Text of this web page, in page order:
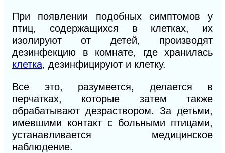
При появлении подобных симптомов у
птиц, содержащихся в клетках, их
изолируют от детей, производят
дезинфекцию в комнате, где хранилась
клетка, дезинфицируют и клетку.
Все это, разумеется, делается в
перчатках, которые затем также
обрабатывают дезраствором. За детьми,
имевшими контакт с больными птицами,
устанавливается медицинское
наблюдение.